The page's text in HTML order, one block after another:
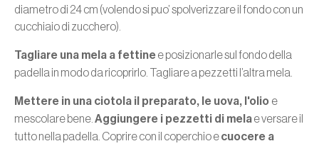
diametro di 24 cm (volendo si puo’ spolverizzare il fondo con un
cucchiaio di zucchero).
Tagliare una mela a fettinee posizionarle sul fondo della
padella in modo da ricoprirlo. Tagliare a pezzetti l’altra mela.
Mettere in una ciotola il preparato, le uova, l'olio e
mescolare bene. Aggiungere i pezzetti di melae versare il
tutto nella padella. Coprire con il coperchio ecuocere a